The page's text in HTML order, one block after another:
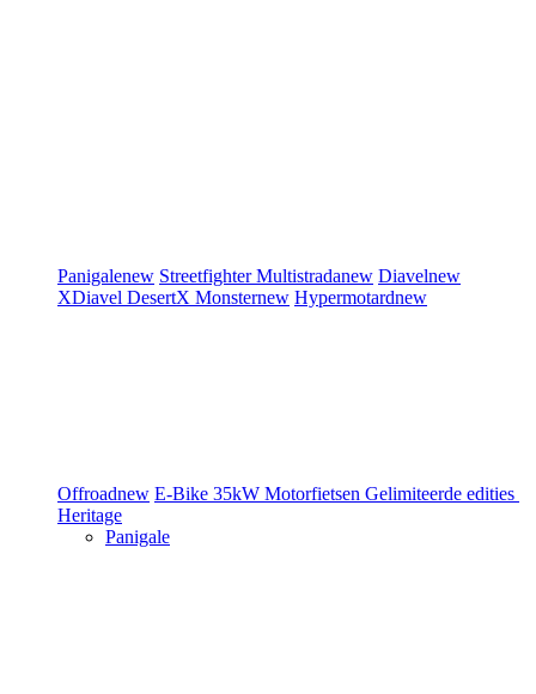
Panigalenew StreetfighterMultistradanew Diavelnew
XDiavel DesertX Monsternew Hypermotardnew
Offroadnew E-Bike 35kW Motorfietsen Gelimiteerde edities
Heritage
Panigale